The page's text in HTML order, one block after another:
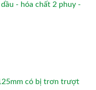
- hóa chất 2 phuy -
có bị trơn trượt